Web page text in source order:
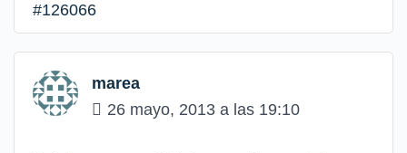
#126066
marea
26 mayo, 2013 a las 19:10